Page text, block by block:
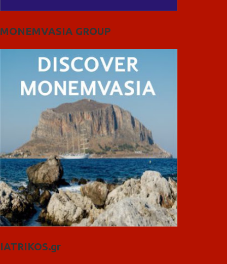
MONEMVASIA GROUP
IATRIKOS.gr